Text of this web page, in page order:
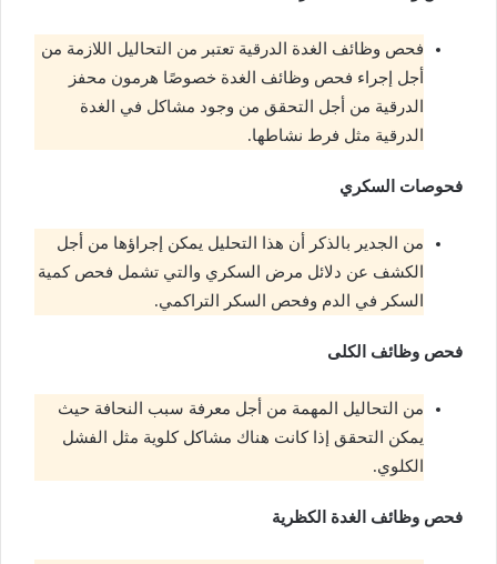
فحص وظائف الغدة الدرقية تعتبر من التحاليل اللازمة من
أجل إجراء فحص وظائف الغدة خصوصًا هرمون محفز
الدرقية من أجل التحقق من وجود مشاكل في الغدة
الدرقية مثل فرط نشاطها.
فحوصات السكري
من الجدير بالذكر أن هذا التحليل يمكن إجراؤها من أجل
الكشف عن دلائل مرض السكري والتي تشمل فحص كمية
السكر في الدم وفحص السكر التراكمي.
فحص وظائف الكلى
من التحاليل المهمة من أجل معرفة سبب النحافة حيث
يمكن التحقق إذا كانت هناك مشاكل كلوية مثل الفشل
الكلوي.
فحص وظائف الغدة الكظرية